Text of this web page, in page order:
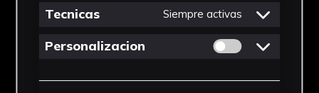
Tecnicas Siempre activas
Personalizacion Permitir cookies